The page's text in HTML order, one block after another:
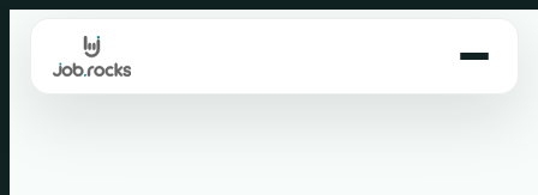
content